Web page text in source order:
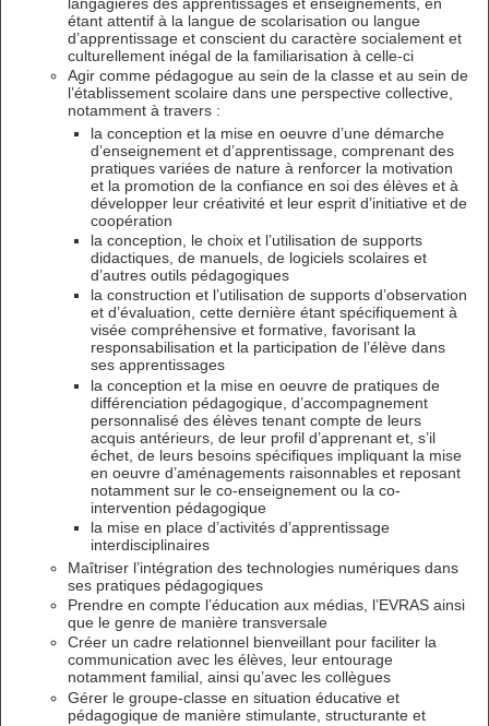
étant attentif à la langue de scolarisation ou langue
d’apprentissage et conscient du caractère socialement et
culturellement inégal de la familiarisation à celle-ci
Agir comme pédagogue au sein de la classe et au sein de
l’établissement scolaire dans une perspective collective,
notamment à travers :
la conception et la mise en oeuvre d’une démarche
d’enseignement et d’apprentissage, comprenant des
pratiques variées de nature à renforcer la motivation
et la promotion de la confiance en soi des élèves et à
développer leur créativité et leur esprit d’initiative et de
coopération
la conception, le choix et l’utilisation de supports
didactiques, de manuels, de logiciels scolaires et
d’autres outils pédagogiques
la construction et l’utilisation de supports d’observation
et d’évaluation, cette dernière étant spécifiquement à
visée compréhensive et formative, favorisant la
responsabilisation et la participation de l’élève dans
ses apprentissages
la conception et la mise en oeuvre de pratiques de
différenciation pédagogique, d’accompagnement
personnalisé des élèves tenant compte de leurs
acquis antérieurs, de leur profil d’apprenant et, s’il
échet, de leurs besoins spécifiques impliquant la mise
en oeuvre d’aménagements raisonnables et reposant
notamment sur le co-enseignement ou la co-
intervention pédagogique
la mise en place d’activités d’apprentissage
interdisciplinaires
Maîtriser l’intégration des technologies numériques dans
ses pratiques pédagogiques
Prendre en compte l’éducation aux médias, l’EVRAS ainsi
que le genre de manière transversale
Créer un cadre relationnel bienveillant pour faciliter la
communication avec les élèves, leur entourage
notamment familial, ainsi qu’avec les collègues
Gérer le groupe-classe en situation éducative et
pédagogique de manière stimulante, structurante et